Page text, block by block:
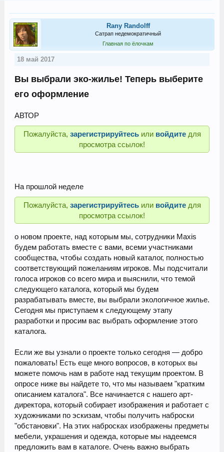
Rany Randolff
Сатрап недемократичный
Главная по ёлочкам
18 май 2017
Вы выбрали эко-жилье! Теперь выберите
его оформление
АВТОР
Пожалуйста, зарегистрируйтесьили войдите для
просмотра ссылок!
На прошлой неделе
Пожалуйста, зарегистрируйтесьили войдите для
просмотра ссылок!
о новом проекте, над которым мы, сотрудники Maxis
будем работать вместе с вами, всеми участниками
сообщества, чтобы создать новый каталог, полностью
соответствующий пожеланиям игроков. Мы подсчитали
голоса игроков со всего мира и выяснили, что темой
следующего каталога, который мы будем
разрабатывать вместе, вы выбрали экологичное жилье.
Сегодня мы приступаем к следующему этапу
разработки и просим вас выбрать оформление этого
каталога.
Если же вы узнали о проекте только сегодня — добро
пожаловать! Есть еще много вопросов, в которых вы
можете помочь нам в работе над текущим проектом. В
опросе ниже вы найдете то, что мы называем "кратким
описанием каталога". Все начинается с нашего арт-
директора, который собирает изображения и работает с
художниками по эскизам, чтобы получить наброски
"обстановки". На этих набросках изображены предметы
мебели, украшения и одежда, которые мы надеемся
предложить вам в каталоге. Очень важно выбрать